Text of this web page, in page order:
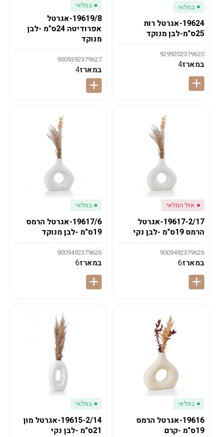
במלאי
19624-אגרטל רות
25ס"מ-לבן מנוקד
9299202379620
במארז4
במלאי
19619/8-אגרטל
אפרודיטה 24ס"מ -לבן
מנוקד
9009392379627
במארז4
אזל המלאי
19617-2/17-אגרטל
הרמס 19ס"מ -לבן נקי
9009492379626
במארז6
במלאי
19617/6-אגרטל הרמס
19ס"מ -לבן מנוקד
9009492379626
במארז6
במלאי
19616-אגרטל הרמס
19ס"מ -קרם
במלאי
19615-2/14-אגרטל מון
21ס"מ -לבן נקי